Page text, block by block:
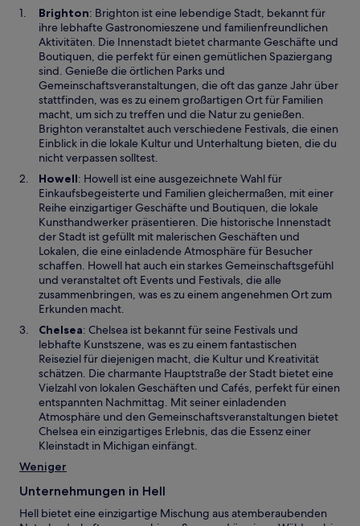
g
e
ö
f
f
n
e
t
BrightonW
i
r
d
i
n
e
i
n
e
m
n
e
u
e
n
F
e
n
s
t
e
r
g
e
ö
f
f
n
e
t
: Brighton ist eine lebendige Stadt, bekannt für
ihre lebhafte Gastronomieszene und familienfreundlichen
Aktivitäten. Die Innenstadt bietet charmante Geschäfte und
Boutiquen, die perfekt für einen gemütlichen Spaziergang
sind. Genieße die örtlichen Parks und
Gemeinschaftsveranstaltungen, die oft das ganze Jahr über
stattfinden, was es zu einem großartigen Ort für Familien
macht, um sich zu treffen und die Natur zu genießen.
Brighton veranstaltet auch verschiedene Festivals, die einen
Einblick in die lokale Kultur und Unterhaltung bieten, die du
nicht verpassen solltest.
HowellW
i
r
d
i
n
e
i
n
e
n
e
u
e
n
F
e
n
s
r
g
: Howell ist eine ausgezeichnete Wahl für
Einkaufsbegeisterte und Familien gleichermaßen, mit einer
Reihe einzigartiger Geschäfte und Boutiquen, die lokale
Kunsthandwerker präsentieren. Die historische Innenstadt
der Stadt ist gefüllt mit malerischen Geschäften und
Lokalen, die eine einladende Atmosphäre für Besucher
schaffen. Howell hat auch ein starkes Gemeinschaftsgefühl
und veranstaltet oft Events und Festivals, die alle
zusammenbringen, was es zu einem angenehmen Ort zum
Erkunden macht.
ChelseaW
i
r
d
i
n
e
i
n
n
u
: Chelsea ist bekannt für seine Festivals und
lebhafte Kunstszene, was es zu einem fantastischen
Reiseziel für diejenigen macht, die Kultur und Kreativität
schätzen. Die charmante Hauptstraße der Stadt bietet eine
Vielzahl von lokalen Geschäften und Cafés, perfekt für einen
entspannten Nachmittag. Mit seiner einladenden
Atmosphäre und den Gemeinschaftsveranstaltungen bietet
Chelsea ein einzigartiges Erlebnis, das die Essenz einer
Kleinstadt in Michigan einfängt.
Weniger
Unternehmungen in Hell
Hell bietet eine einzigartige Mischung aus atemberaubenden